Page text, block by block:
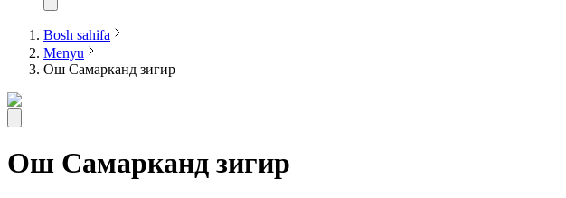
Bosh sahifa
Menyu
Ош Самарканд зигир
Ош Самарканд зигир